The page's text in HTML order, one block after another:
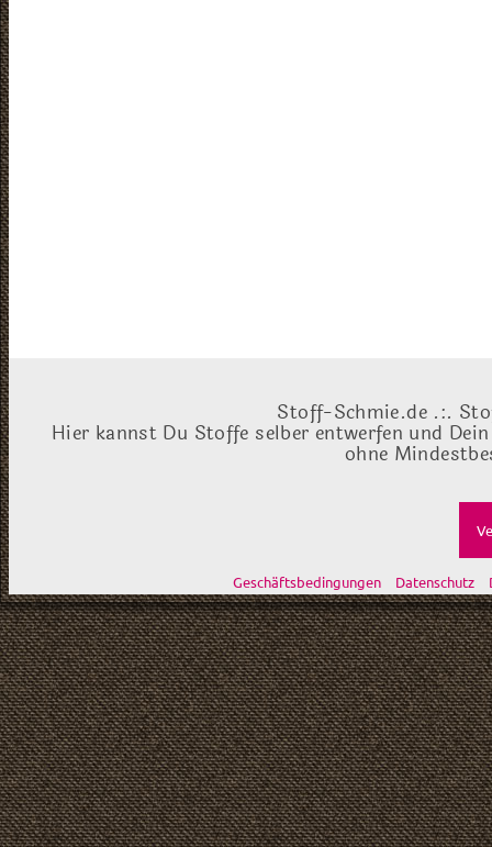
Stoff-Schmie.de .:.
Hier kannst Du Stoffe selber entwerfen und
ohne
Geschäftsbedingungen Datenschutz